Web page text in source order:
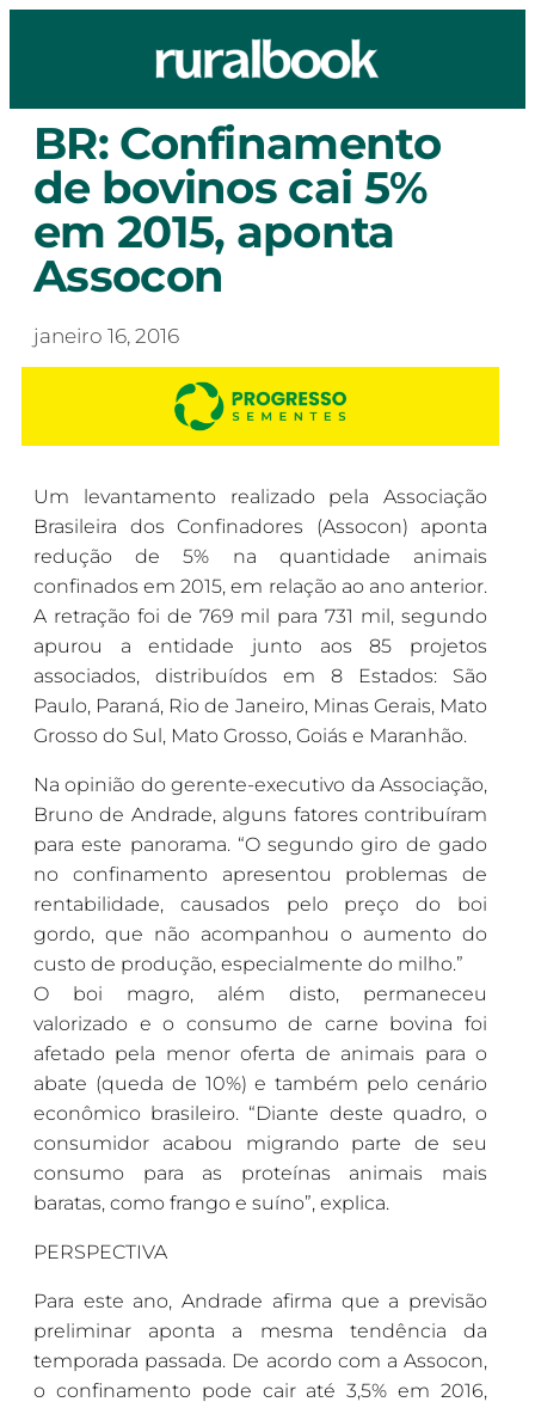
BR: Confinamento
de bovinos cai 5%
em 2015, aponta
Assocon
janeiro 16, 2016
Um levantamento realizado pela Associação
Brasileira dos Confinadores (Assocon) aponta
redução de 5% na quantidade animais
confinados em 2015, em relação ao ano anterior.
A retração foi de 769 mil para 731 mil, segundo
apurou a entidade junto aos 85 projetos
associados, distribuídos em 8 Estados: São
Paulo, Paraná, Rio de Janeiro, Minas Gerais, Mato
Grosso do Sul, Mato Grosso, Goiás e Maranhão.
Na opinião do gerente-executivo da Associação,
Bruno de Andrade, alguns fatores contribuíram
para este panorama. “O segundo giro de gado
no confinamento apresentou problemas de
rentabilidade, causados pelo preço do boi
gordo, que não acompanhou o aumento do
custo de produção, especialmente do milho.”
O boi magro, além disto, permaneceu
valorizado e o consumo de carne bovina foi
afetado pela menor oferta de animais para o
abate (queda de 10%) e também pelo cenário
econômico brasileiro. “Diante deste quadro, o
consumidor acabou migrando parte de seu
consumo para as proteínas animais mais
baratas, como frango e suíno”, explica.
PERSPECTIVA
Para este ano, Andrade afirma que a previsão
preliminar aponta a mesma tendência da
temporada passada. De acordo com a Assocon,
o confinamento pode cair até 3,5% em 2016,